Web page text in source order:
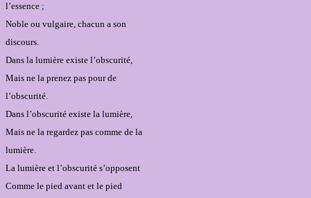
l’essence ;
Noble ou vulgaire, chacun a son
discours.
Dans la lumière existe l’obscurité,
Mais ne la prenez pas pour de
l’obscurité.
Dans l’obscurité existe la lumière,
Mais ne la regardez pas comme de la
lumière.
La lumière et l’obscurité s’opposent
Comme le pied avant et le pied